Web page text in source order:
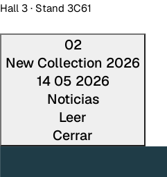
Hall 3 · Stand 3C61
02
New Collection 2026
14 05 2026
Noticias
Leer
CerrarLee